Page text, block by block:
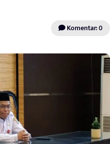
Komentar: 0